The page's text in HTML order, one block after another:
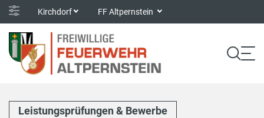
Kirchdorf FF Altpernstein
Leistungsprüfungen & Bewerbe